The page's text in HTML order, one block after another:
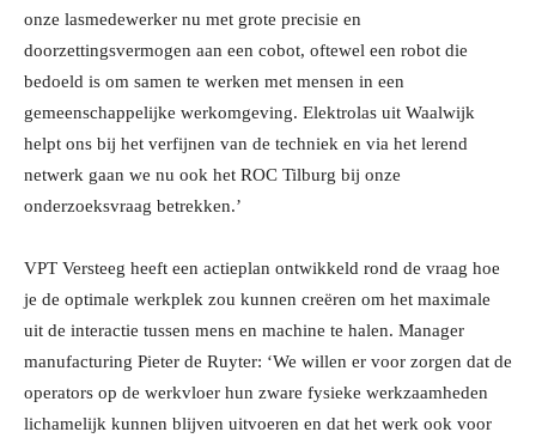
onze lasmedewerker nu met grote precisie en
doorzettingsvermogen aan een cobot, oftewel een robot die
bedoeld is om samen te werken met mensen in een
gemeenschappelijke werkomgeving. Elektrolas uit Waalwijk
helpt ons bij het verfijnen van de techniek en via het lerend
netwerk gaan we nu ook het ROC Tilburg bij onze
onderzoeksvraag betrekken.’
VPT Versteeg heeft een actieplan ontwikkeld rond de vraag hoe
je de optimale werkplek zou kunnen creëren om het maximale
uit de interactie tussen mens en machine te halen. Manager
manufacturing Pieter de Ruyter: ‘We willen er voor zorgen dat de
operators op de werkvloer hun zware fysieke werkzaamheden
lichamelijk kunnen blijven uitvoeren en dat het werk ook voor